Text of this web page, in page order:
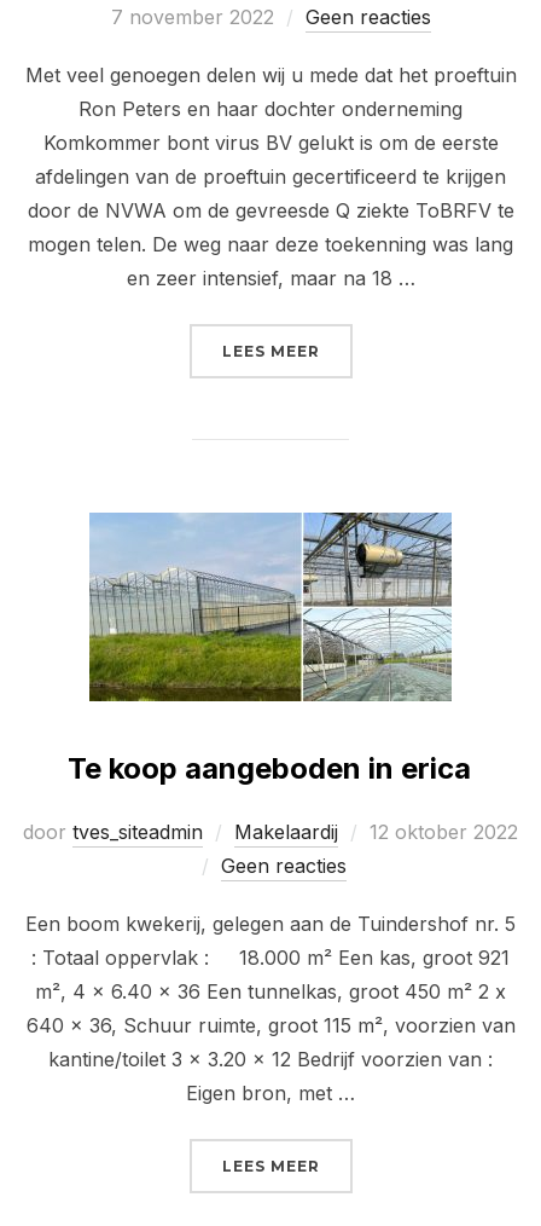
Geplaatst
7 november 2022 Geen reacties
Met veel genoegen delen wij u mede dat het proeftuin
Ron Peters en haar dochter onderneming
Komkommer bont virus BV gelukt is om de eerste
afdelingen van de proeftuin gecertificeerd te krijgen
door de NVWA om de gevreesde Q ziekte ToBRFV te
mogen telen. De weg naar deze toekenning was lang
en zeer intensief, maar na 18 …
LEES MEER
Te koop aangeboden in erica
door tves_siteadmin Makelaardij
Geplaatst
12 oktober 2022
Geen reacties
Een boom kwekerij, gelegen aan de Tuindershof nr. 5
: Totaal oppervlak : 18.000 m² Een kas, groot 921
m², 4 x 6.40 x 36 Een tunnelkas, groot 450 m² 2 x
640 x 36, Schuur ruimte, groot 115 m², voorzien van
kantine/toilet 3 x 3.20 x 12 Bedrijf voorzien van :
Eigen bron, met …
LEES MEER